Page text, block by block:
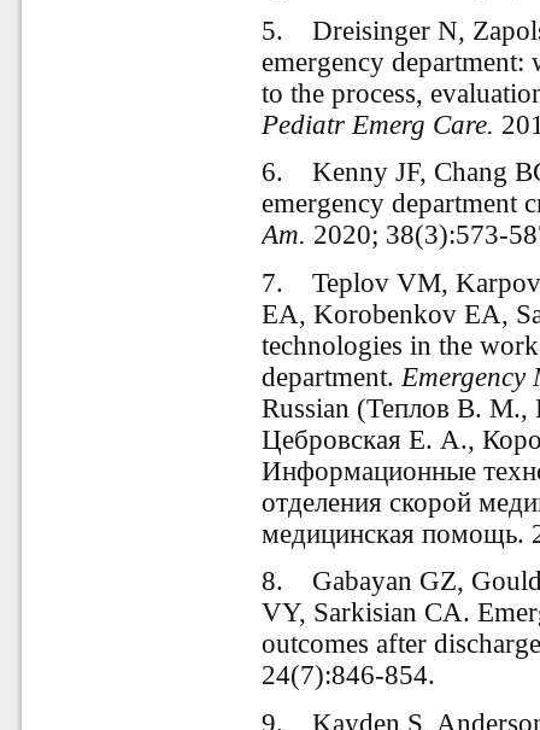
5. Dreisinger N,
emergency department:
to the process,
Pediatr Emerg Care.
6. Kenny JF, Chang
emergency department
Am. 2020; 38(3):573-
7. Teplov VM,
EA, Korobenkov EA,
technologies in the
department. Emergency
Russian (Теплов В. М.,
Цебровская Е. А.,
Информационные
отделения скорой
медицинская
8. Gabayan GZ, Gould
VY, Sarkisian CA.
outcomes after
24(7):846-854.
9. Kayden S,